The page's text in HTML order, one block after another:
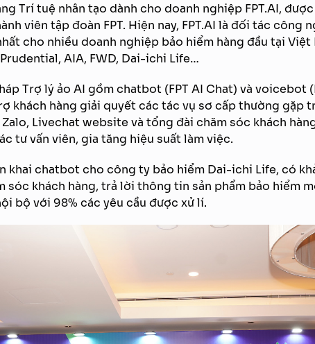
Trí tuệ nhân tạo dành cho doanh nghiệp FPT.AI,
viên tập đoàn FPT. Hiện nay, FPT.AI là đối tác công
cho nhiều doanh nghiệp bảo hiểm hàng đầu tại Việt
AIA, FWD, Dai-ichi Life…
Trợ lý ảo AI gồm chatbot (FPT AI Chat) và voicebot
khách hàng giải quyết các tác vụ sơ cấp thường gặp
Livechat website và tổng đài chăm sóc khách
tư vấn viên, gia tăng hiệu suất làm việc.
khai chatbot cho công ty bảo hiểm Dai-ichi Life, có
sóc khách hàng, trả lời thông tin sản phẩm bảo hiểm
bộ với 98% các yêu cầu được xử lí.